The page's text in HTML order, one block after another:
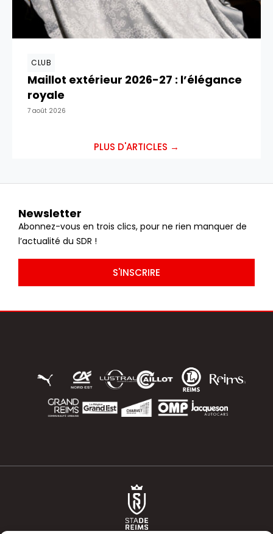
CLUB
Maillot extérieur 2026-27 : l’élégance
royale
7 août 2026
PLUS D'ARTICLES →
Newsletter
Abonnez-vous en trois clics, pour ne rien manquer de
l’actualité du SDR !
S'INSCRIRE